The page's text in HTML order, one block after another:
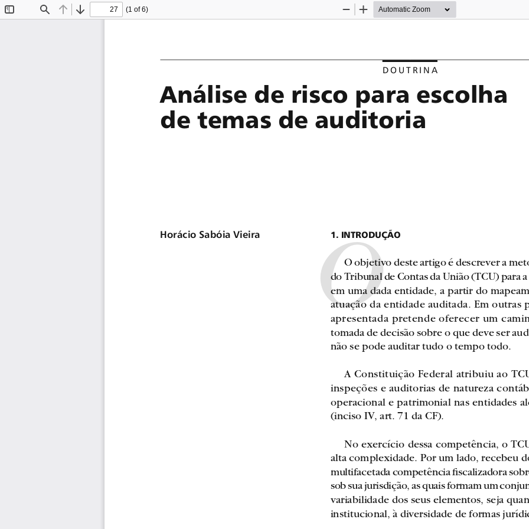
Find Previous
Next
(1 of 6)
Zoom
Zoom
D O U T R I N A
O
1. INTRODUÇÃO
O objetivo deste artigo é descrever a
do Tribunal de Contas da União (TCU) para
em uma dada entidade, a partir do
atuação da entidade auditada. Em outras
apresentada pretende oferecer um
tomada de decisão sobre o que deve ser
não se pode auditar tudo o tempo todo.
A Constituição Federal atribuiu ao
inspeções e auditorias de natureza
operacional e patrimonial nas entidades
(inciso IV, art. 71 da CF).
No exercício dessa competência, o
alta complexidade. Por um lado, recebeu
multifacetada competência fi scalizadora
sob sua jurisdição, as quais formam um
variabilidade dos seus elementos, seja
institucional, à diversidade de formas
Análise de risco para escolha
de temas de auditoria
Horácio Sabóia Vieira